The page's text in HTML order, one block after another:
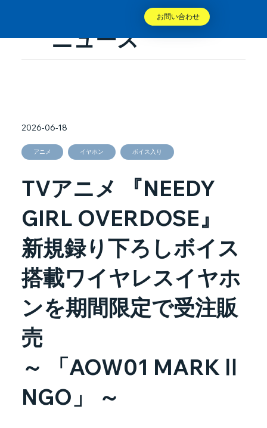
お問い合わせ
ニュース
TVアニメ 『NEEDY
GIRL OVERDOSE』
新規録り下ろしボイス
搭載ワイヤレスイヤホ
ンを期間限定で受注販
売
～ 「AOW01 MARKⅡ
NGO」 ～
アニメ イヤホン ボイス入り
2026-06-18